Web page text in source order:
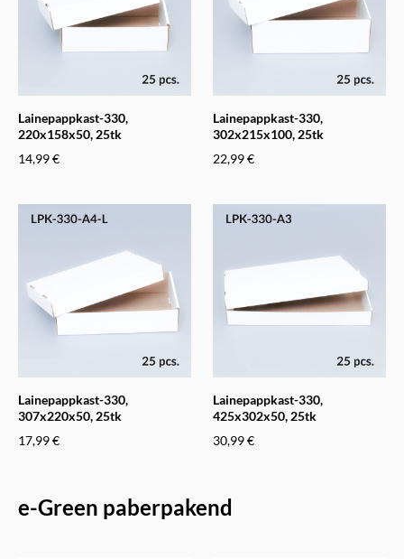
Lainepappkast-330,
220x158x50, 25tk
14,99 €
Lainepappkast-330,
302x215x100, 25tk
22,99 €
Lainepappkast-330,
307x220x50, 25tk
17,99 €
Lainepappkast-330,
425x302x50, 25tk
30,99 €
e-Green paberpakend